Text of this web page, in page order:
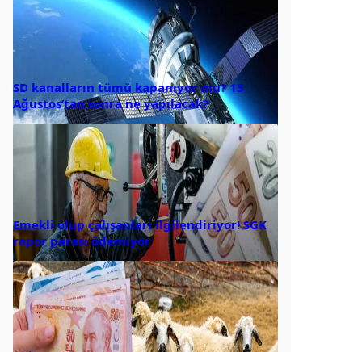
SD kanalların tümü kapanıyor mu? 15
Ağustos’tan sonra ne yapılacak?
Emekli olup çalışanları ilgilendiriyor! SGK
rapor parası ödemiyor